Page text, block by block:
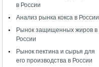
в России
Анализ рынка кокса в России
Рынок защищенных жиров в
России
Рынок пектина и сырья для
его производства в России